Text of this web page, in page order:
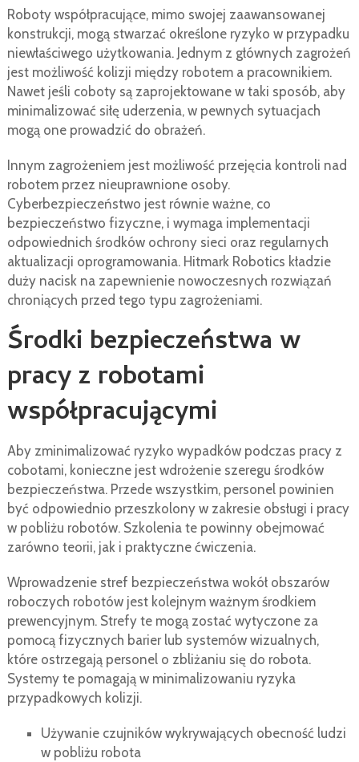
Roboty współpracujące, mimo swojej zaawansowanej
konstrukcji, mogą stwarzać określone ryzyko w przypadku
niewłaściwego użytkowania. Jednym z głównych zagrożeń
jest możliwość kolizji między robotem a pracownikiem.
Nawet jeśli coboty są zaprojektowane w taki sposób, aby
minimalizować siłę uderzenia, w pewnych sytuacjach
mogą one prowadzić do obrażeń.
Innym zagrożeniem jest możliwość przejęcia kontroli nad
robotem przez nieuprawnione osoby.
Cyberbezpieczeństwo jest równie ważne, co
bezpieczeństwo fizyczne, i wymaga implementacji
odpowiednich środków ochrony sieci oraz regularnych
aktualizacji oprogramowania. Hitmark Robotics kładzie
duży nacisk na zapewnienie nowoczesnych rozwiązań
chroniących przed tego typu zagrożeniami.
Środki bezpieczeństwa w
pracy z robotami
współpracującymi
Aby zminimalizować ryzyko wypadków podczas pracy z
cobotami, konieczne jest wdrożenie szeregu środków
bezpieczeństwa. Przede wszystkim, personel powinien
być odpowiednio przeszkolony w zakresie obsługi i pracy
w pobliżu robotów. Szkolenia te powinny obejmować
zarówno teorii, jak i praktyczne ćwiczenia.
Wprowadzenie stref bezpieczeństwa wokół obszarów
roboczych robotów jest kolejnym ważnym środkiem
prewencyjnym. Strefy te mogą zostać wytyczone za
pomocą fizycznych barier lub systemów wizualnych,
które ostrzegają personel o zbliżaniu się do robota.
Systemy te pomagają w minimalizowaniu ryzyka
przypadkowych kolizji.
Używanie czujników wykrywających obecność ludzi
w pobliżu robota